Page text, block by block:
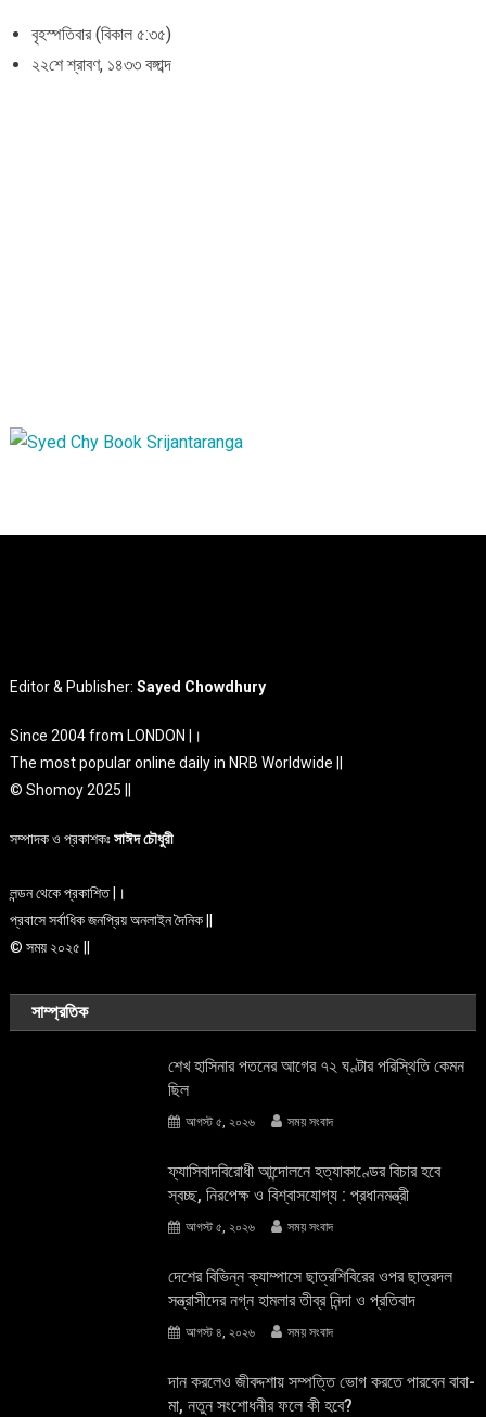
বৃহস্পতিবার (বিকাল ৫:৩৫)
২২শে শ্রাবণ, ১৪৩৩ বঙ্গাব্দ
Editor & Publisher:Sayed Chowdhury
Since 2004 from LONDON |।
The most popular online daily in NRB Worldwide ||
© Shomoy 2025 ||
সম্পাদক ও প্রকাশকঃসাঈদ চৌধুরী
লন্ডন থেকে প্রকাশিত |।
প্রবাসে সর্বাধিক জনপ্রিয় অনলাইন দৈনিক ||
© সময় ২০২৫ ||
সাম্প্রতিক
শেখ হাসিনার পতনের আগের ৭২ ঘণ্টার পরিস্থিতি কেমন
ছিল
আগস্ট ৫, ২০২৬ সময় সংবাদ
ফ্যাসিবাদবিরোধী আন্দোলনে হত্যাকাণ্ডের বিচার হবে
স্বচ্ছ, নিরপেক্ষ ও বিশ্বাসযোগ্য : প্রধানমন্ত্রী
আগস্ট ৫, ২০২৬ সময় সংবাদ
দেশের বিভিন্ন ক্যাম্পাসে ছাত্রশিবিরের ওপর ছাত্রদল
সন্ত্রাসীদের নগ্ন হামলার তীব্র নিন্দা ও প্রতিবাদ
আগস্ট ৪, ২০২৬ সময় সংবাদ
দান করলেও জীবদ্দশায় সম্পত্তি ভোগ করতে পারবেন বাবা-
মা, নতুন সংশোধনীর ফলে কী হবে?